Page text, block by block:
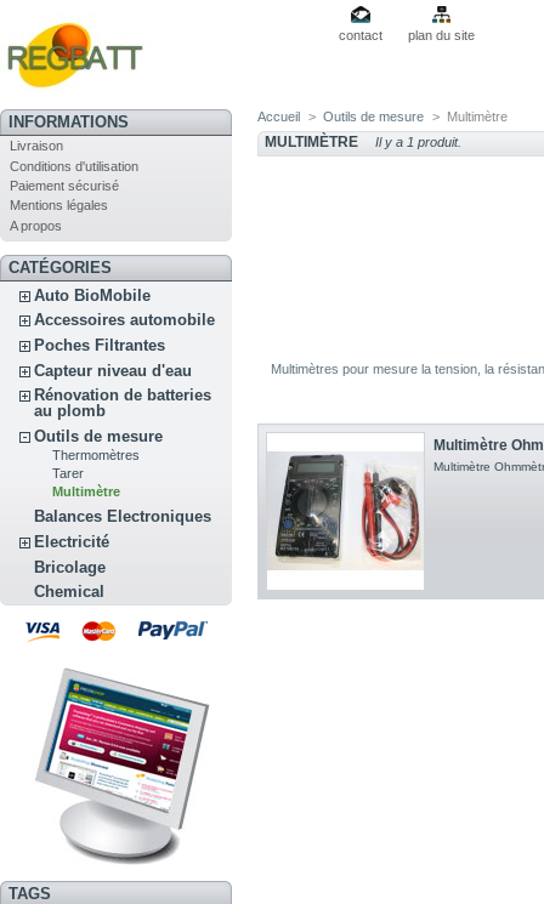
contact plan du site
INFORMATIONS
Livraison
Conditions d'utilisation
Paiement sécurisé
Mentions légales
A propos
CATÉGORIES
Auto BioMobile
Accessoires automobile
Poches Filtrantes
Capteur niveau d'eau
Rénovation de batteries
au plomb
Outils de mesure
Thermomètres
Tarer
Multimètre
Balances Electroniques
Electricité
Bricolage
Chemical
TAGS
Accueil > Outils de mesure > Multimètre
MULTIMÈTRE Il y a 1 produit.
Multimètres pour mesure la tension, la
Multimètre
Multimètre